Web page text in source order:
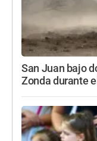
San Juan bajo
Zonda durante